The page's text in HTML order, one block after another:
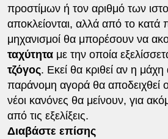
προστίμων ή τον αριθμό των
αποκλείονται, αλλά από το κατά
μηχανισμοί θα μπορέσουν να
ταχύτητα με την οποία
τζόγος. Εκεί θα κριθεί αν η μάχη
παράνομη αγορά θα αποδειχθεί
νέοι κανόνες θα μείνουν, για
από τις εξελίξεις.
Διαβάστε επίσης